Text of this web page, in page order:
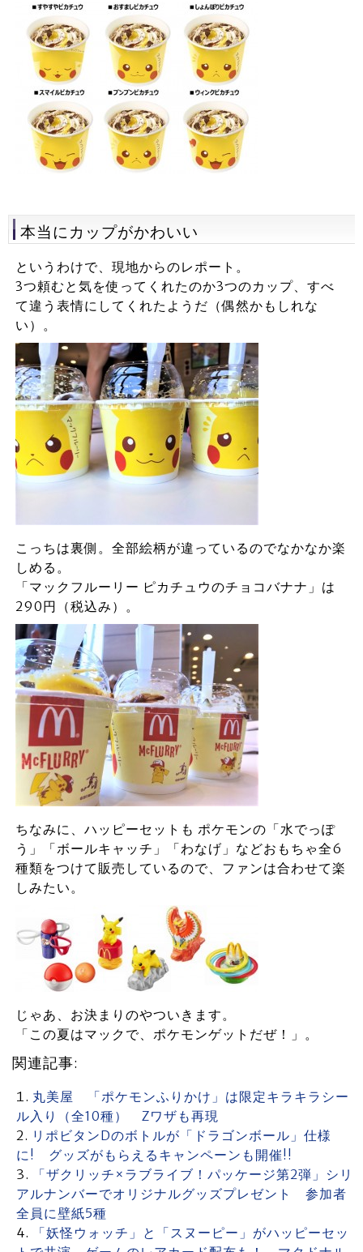
本当にカップがかわいい
というわけで、現地からのレポート。
3つ頼むと気を使ってくれたのか3つのカップ、すべ
て違う表情にしてくれたようだ（偶然かもしれな
い）。
こっちは裏側。全部絵柄が違っているのでなかなか楽
しめる。
「マックフルーリー ピカチュウのチョコバナナ」は
290円（税込み）。
ちなみに、ハッピーセットも ポケモンの「水でっぽ
う」「ボールキャッチ」「わなげ」などおもちゃ全6
種類をつけて販売しているので、ファンは合わせて楽
しみたい。
じゃあ、お決まりのやついきます。
「この夏はマックで、ポケモンゲットだぜ！」。
関連記事:
丸美屋 「ポケモンふりかけ」は限定キラキラシー
ル入り（全10種） Zワザも再現
リポビタンDのボトルが「ドラゴンボール」仕様
に! グッズがもらえるキャンペーンも開催!!
「ザクリッチ×ラブライブ！パッケージ第2弾」シリ
アルナンバーでオリジナルグッズプレゼント 参加者
全員に壁紙5種
「妖怪ウォッチ」と「スヌーピー」がハッピーセッ